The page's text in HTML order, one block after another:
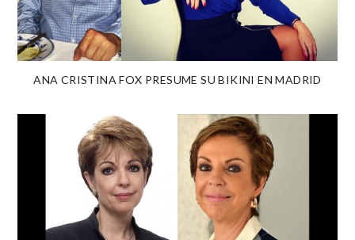
ANA CRISTINA FOX PRESUME SU BIKINI EN MADRID